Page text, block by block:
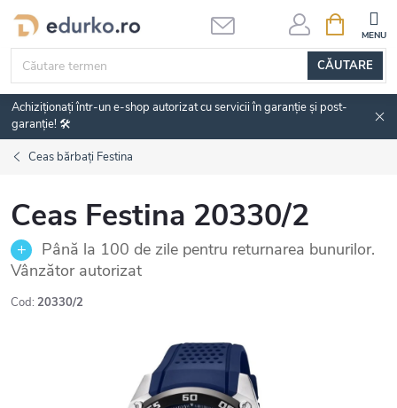
Treci
conținut
CĂUTARE
DE
Achiziționați într-un e-shop autorizat cu servicii în garanție și post-
garanție! 🛠️
Ceas bărbați Festina
Ceas Festina 20330/2
Până la 100 de zile pentru returnarea bunurilor.
Vânzător autorizat
Cod: 20330/2